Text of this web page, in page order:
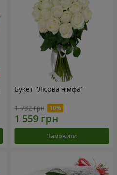
Букет "Лісова німфа"
1 732 грн
Замовити